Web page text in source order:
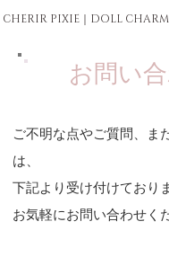
CHERIR PIXIE｜ DOLL CHARM
ご不明な点やご質問、ま
は、
下記より受け付けており
お気軽にお問い合わせく
お問い